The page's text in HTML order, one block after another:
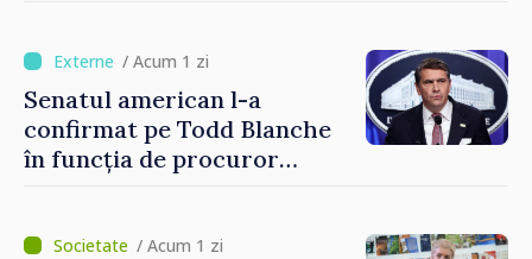
/ Acum 1 zi
Senatul american l-a
confirmat pe Todd Blanche
în funcția de procuror
/ Acum 1 zi